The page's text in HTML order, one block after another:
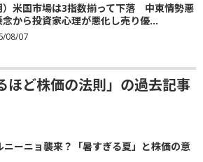
）米国市場は3指数揃って下落 中東情勢悪
念から投資家心理が悪化し売り優...
08/07
ほど株価の法則」の過去記事
ニーニョ襲来？「暑すぎる夏」と株価の意